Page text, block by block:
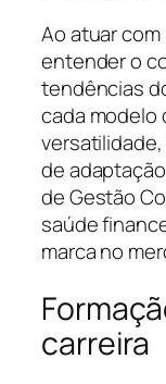
Ao atuar
entender o
tendências
cada modelo
de
de Gestão
saúde
marca no
carreira